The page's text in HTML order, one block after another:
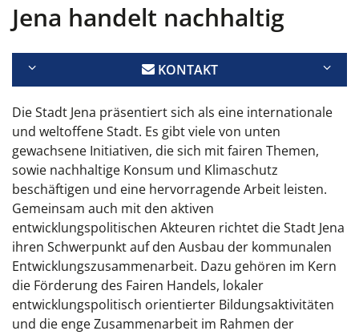
Jena handelt nachhaltig
KONTAKT
Die Stadt Jena präsentiert sich als eine internationale
und weltoffene Stadt. Es gibt viele von unten
gewachsene Initiativen, die sich mit fairen Themen,
sowie nachhaltige Konsum und Klimaschutz
beschäftigen und eine hervorragende Arbeit leisten.
Gemeinsam auch mit den aktiven
entwicklungspolitischen Akteuren richtet die Stadt Jena
ihren Schwerpunkt auf den Ausbau der kommunalen
Entwicklungszusammenarbeit. Dazu gehören im Kern
die Förderung des Fairen Handels, lokaler
entwicklungspolitisch orientierter Bildungsaktivitäten
und die enge Zusammenarbeit im Rahmen der